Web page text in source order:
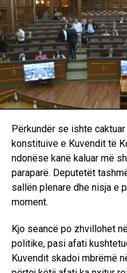
Përkundër se ishte
konstituive e Kuvendit të
ndonëse kanë kaluar më
paraparë. Deputetët
sallën plenare dhe nisja e
moment.
Kjo seancë po zhvillohet
politike, pasi afati
Kuvendit skadoi mbrëmë